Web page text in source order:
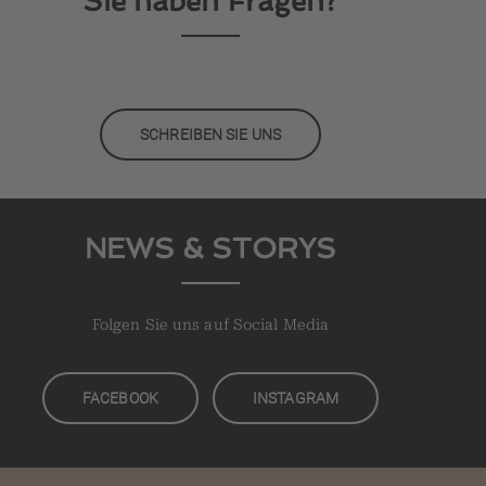
SCHREIBEN SIE UNS
NEWS & STORYS
Folgen Sie uns auf Social Media
FACEBOOK INSTAGRAM